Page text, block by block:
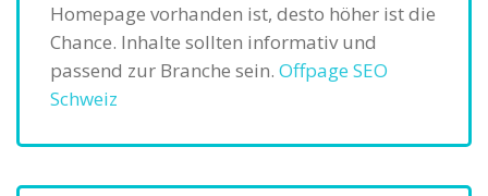
Homepage vorhanden ist, desto höher ist die
Chance. Inhalte sollten informativ und
passend zur Branche sein. Offpage SEO
Schweiz